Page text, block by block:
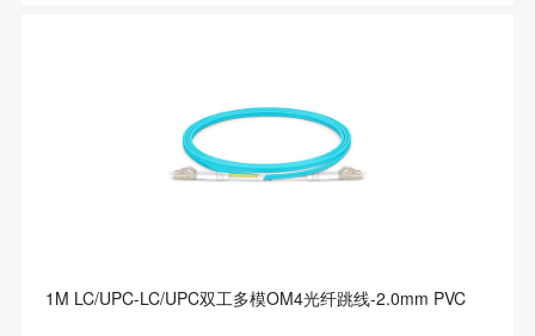
1M LC/UPC-LC/UPC双工多模OM4光纤跳线-2.0mm PVC